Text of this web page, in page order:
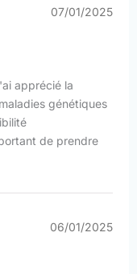
07/01/2025
apprécié la
génétiques
de prendre
06/01/2025